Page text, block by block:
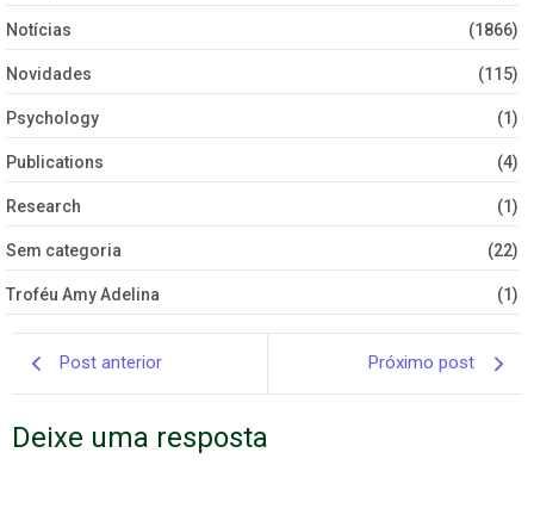
Notícias (1866)
Novidades (115)
Psychology (1)
Publications (4)
Research (1)
Sem categoria (22)
Troféu Amy Adelina (1)
Post anterior Próximo post
Deixe uma resposta